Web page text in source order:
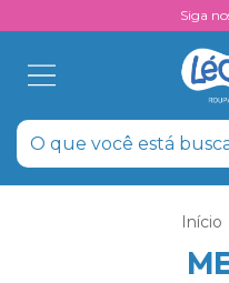
Siga
Início